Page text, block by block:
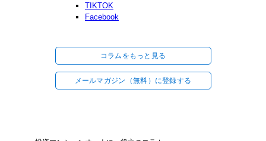
TIKTOK
Facebook
コラムをもっと見る
メールマガジン（無料）に登録する